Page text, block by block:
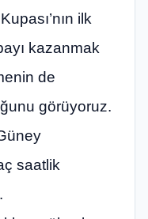
ilk
kazanmak
de
görüyoruz.
saatlik